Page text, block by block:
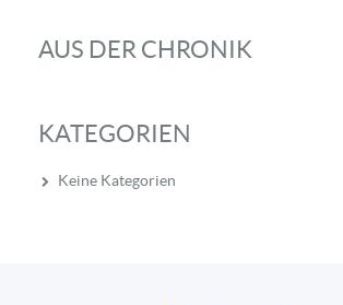
AUS DER CHRONIK
KATEGORIEN
Keine Kategorien